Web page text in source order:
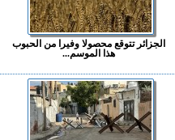
الجزائر تتوقع محصولا وفيرا من الحبوب
هذا الموسم...